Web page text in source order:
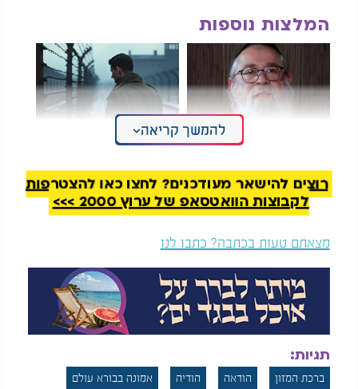
המלצות נוספות
הזוהר הקדוש על
המלחמה בדרום?
בכוח ביום כיפור: עדויות
מצמררות
לכן, כאשר יהודי מזכיר את העתיד בתוך דברי ההודאה,
אין כוונתו רק לבקש. הוא מבטא אמונה עמוקה שהטובה
האלוקית אינה נפסקת. עצם הביטחון הזה הוא שבח גדול
לבורא עולם, שכן הוא מעיד על ההכרה בכך שהכול
בידיו ושהשגחתו מלווה את האדם בכל עת.
רעיון זה מופיע גם בדברי רש"י על הפסוק בתהילים:
"מְהֻלָּל אֶקְרָא ה' וּמִן אֹיְבַי אִוָּשֵׁעַ". רש"י מבאר שדוד
המלך מהלל את הקב"ה עוד לפני שהישועה הגיעה
בפועל, משום שהוא בטוח לחלוטין שתבוא. זהו כוחה של
להמשך קריאה
רוצים להישאר מעודכנים? לחצו כאן להצטרפות
לקבוצות הוואטסאפ של ערוץ 2000 >>>
מצאתם טעות בכתבה? כתבו לנו
תגיות:
ברכת המזון הודאה הודיה
אמונה בבורא עולם